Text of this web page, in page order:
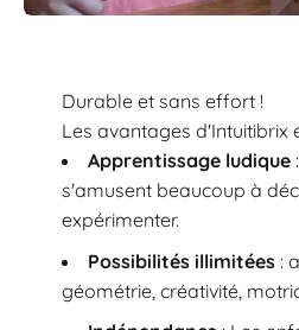
Durable et sans effort !
Les avantages d'Intuitibrix
Apprentissage ludique
s'amusent beaucoup à
expérimenter.
Possibilités illimitées :
géométrie, créativité,